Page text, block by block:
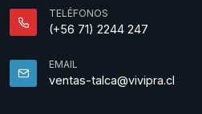
TELÉFONOS
(+56 71) 2244 247
EMAIL
ventas-talca@vivipra.cl